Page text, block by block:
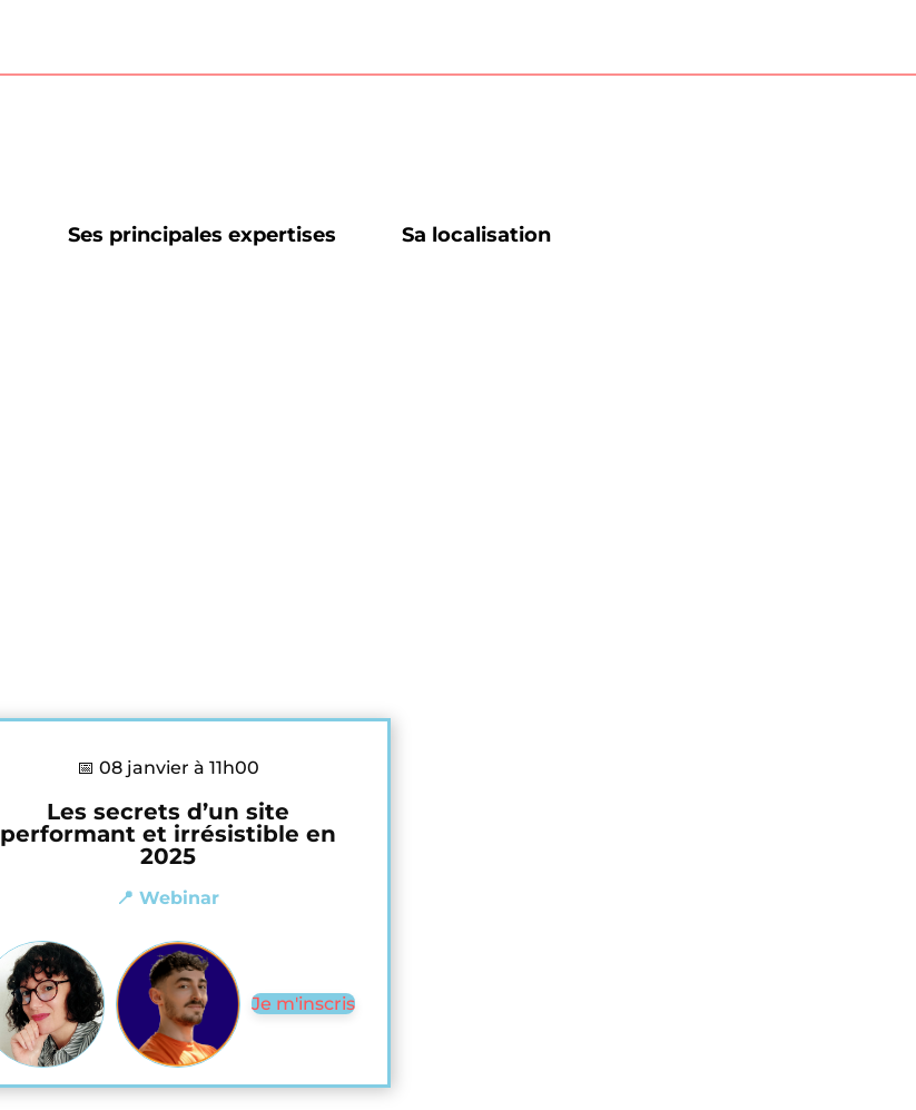
Ses principales expertises Sa localisation
📅 08 janvier à 11h00
Les secrets d’un site
performant et irrésistible en
2025
📍 Webinar
Je m'inscris